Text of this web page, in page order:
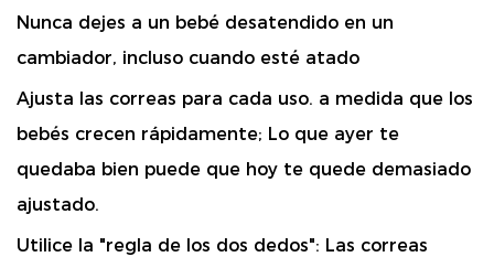
Nunca dejes a un bebé desatendido en un
cambiador, incluso cuando esté atado
Ajusta las correas para cada uso. a medida que los
bebés crecen rápidamente; Lo que ayer te
quedaba bien puede que hoy te quede demasiado
ajustado.
Utilice la "regla de los dos dedos": Las correas